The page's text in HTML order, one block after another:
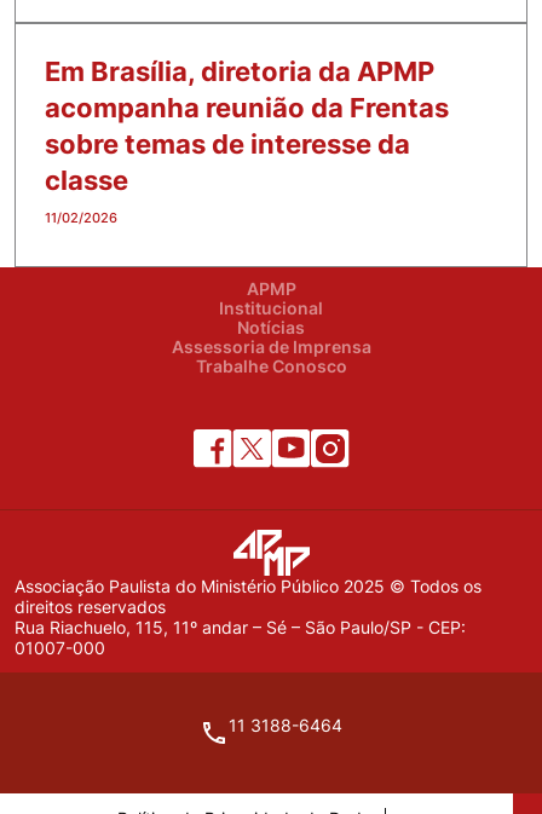
Em Brasília, diretoria da APMP
acompanha reunião da Frentas
sobre temas de interesse da
classe
11/02/2026
APMP
Institucional
Notícias
Assessoria de Imprensa
Trabalhe Conosco
Associação Paulista do Ministério Público 2025 © Todos os
direitos reservados
Rua Riachuelo, 115, 11º andar – Sé – São Paulo/SP - CEP:
01007-000
11 3188-6464